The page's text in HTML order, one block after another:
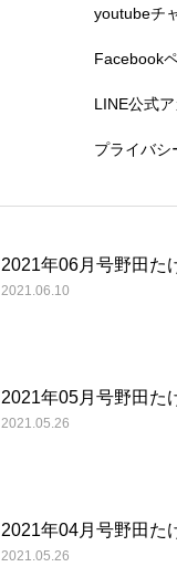
youtubeチ
Facebook
LINE公式
プライバシ
2021年06月号野田た
2021.06.10
2021年05月号野田た
2021.05.26
2021年04月号野田た
2021.05.26